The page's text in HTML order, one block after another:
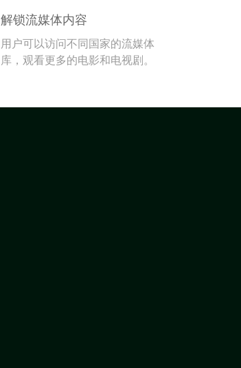
解锁流媒体内容
用户可以访问不同国家的流媒体
库，观看更多的电影和电视剧。